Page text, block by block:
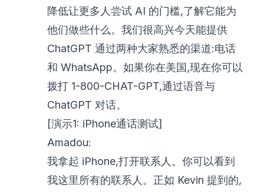
降低让更多人尝试 AI 的门槛,了解它能为
他们做些什么。我们很高兴今天能提供
ChatGPT 通过两种大家熟悉的渠道:电话
和 WhatsApp。如果你在美国,现在你可以
拨打 1-800-CHAT-GPT,通过语音与
ChatGPT 对话。
[演示1: iPhone通话测试]
Amadou:
我拿起 iPhone,打开联系人。你可以看到
我这里所有的联系人。正如 Kevin 提到的,